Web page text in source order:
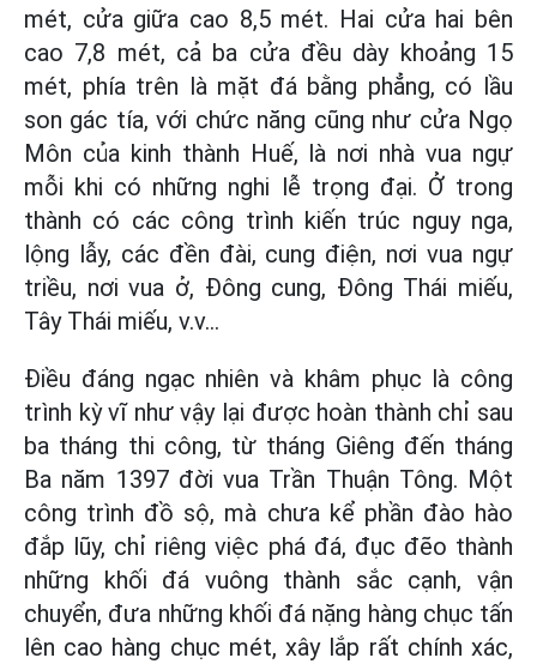
mét, cửa giữa cao 8,5 mét. Hai cửa hai bên
cao 7,8 mét, cả ba cửa đều dày khoảng 15
mét, phía trên là mặt đá bằng phẳng, có lầu
son gác tía, với chức năng cũng như cửa Ngọ
Môn của kinh thành Huế, là nơi nhà vua ngự
mỗi khi có những nghi lễ trọng đại. Ở trong
thành có các công trình kiến trúc nguy nga,
lộng lẫy, các đền đài, cung điện, nơi vua ngự
triều, nơi vua ở, Đông cung, Đông Thái miếu,
Tây Thái miếu, v.v…
Điều đáng ngạc nhiên và khâm phục là công
trình kỳ vĩ như vậy lại được hoàn thành chỉ sau
ba tháng thi công, từ tháng Giêng đến tháng
Ba năm 1397 đời vua Trần Thuận Tông. Một
công trình đồ sộ, mà chưa kể phần đào hào
đắp lũy, chỉ riêng việc phá đá, đục đẽo thành
những khối đá vuông thành sắc cạnh, vận
chuyển, đưa những khối đá nặng hàng chục tấn
lên cao hàng chục mét, xây lắp rất chính xác,